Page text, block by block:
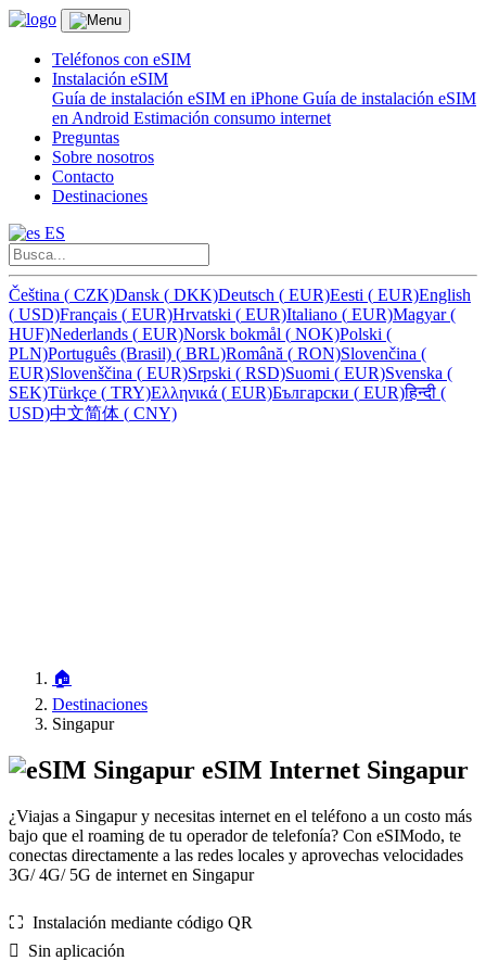
Teléfonos con eSIM
Instalación eSIM
Guía de instalación eSIM en iPhone Guía de instalación eSIM
en Android Estimación consumo internet
Preguntas
Sobre nosotros
Contacto
Destinaciones
ES
Čeština ( CZK)Dansk ( DKK)Deutsch ( EUR)Eesti ( EUR)English
( USD)Français ( EUR)Hrvatski ( EUR)Italiano ( EUR)Magyar(
HUF)Nederlands ( EUR)Norsk bokmål ( NOK)Polski (
PLN)Português (Brasil) ( BRL)Română ( RON)Slovenčina (
EUR)Slovenščina ( EUR)Srpski ( RSD)Suomi ( EUR)Svenska (
SEK)Türkçe ( TRY)Ελληνικά ( EUR)Български ( EUR)हिन्दी (
USD)中文简体 ( CNY)
🏠
Destinaciones
Singapur
eSIM Internet Singapur
¿Viajas a Singapur y necesitas internet en el teléfono a un costo más
bajo que el roaming de tu operador de telefonía? Con eSIModo, te
conectas directamente a las redes locales y aprovechas velocidades
3G/ 4G/ 5G de internet en Singapur
⛶️️ Instalación mediante código QR
️ Sin aplicación